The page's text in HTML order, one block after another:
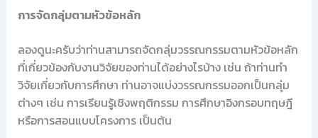
การจัดกลุ่มตามหัวข้อหลัก
ลองดูนะครับว่าท่านสามารถจัดกลุ่มวรรณกรรมตามหัวข้อหลัก
ที่เกี่ยวข้องกับงานวิจัยของท่านได้อย่างไรบ้าง เช่น ถ้าท่านทำ
วิจัยเกี่ยวกับการศึกษา ท่านอาจแบ่งวรรณกรรมออกเป็นกลุ่ม
ต่างๆ เช่น การเรียนรู้เชิงพฤติกรรม การศึกษาอิงกรอบทฤษฎี
หรือการสอนแบบโครงการ เป็นต้น